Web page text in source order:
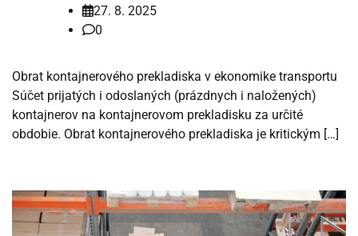
27. 8. 2025
0
Obrat kontajnerového prekladiska v ekonomike transportu
Súčet prijatých i odoslaných (prázdnych i naložených)
kontajnerov na kontajnerovom prekladisku za určité
obdobie. Obrat kontajnerového prekladiska je kritickým […]